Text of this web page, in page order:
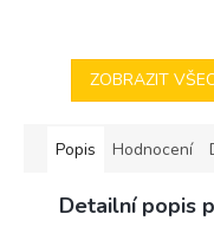
ZOBRAZIT
Popis Hodnocení
Detailní popis